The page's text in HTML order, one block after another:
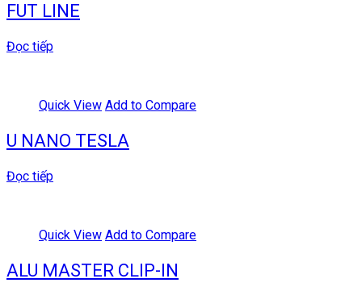
FUT LINE
Đọc tiếp
Quick View Add to Compare
U NANO TESLA
Đọc tiếp
Quick View Add to Compare
ALU MASTER CLIP-IN